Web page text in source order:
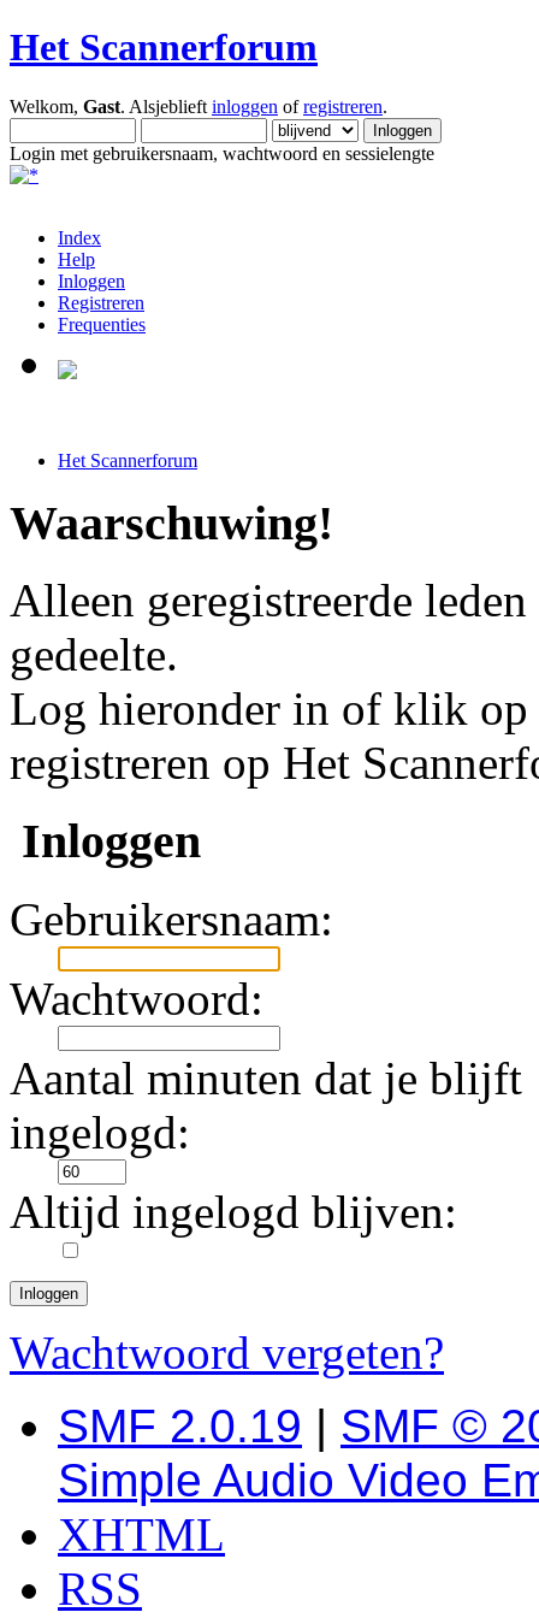
Het Scannerforum
Welkom, Gast. Alsjeblieft inloggen ofregistreren.
Login met gebruikersnaam, wachtwoord en sessielengte
Index
Help
Inloggen
Registreren
Frequenties
Het Scannerforum
Waarschuwing!
Alleen geregistreerde
gedeelte.
Log hieronder in of klik op
registreren op Het
Inloggen
Gebruikersnaam:
Wachtwoord:
Aantal minuten dat je blijft
ingelogd:
Altijd ingelogd blijven:
Wachtwoord vergeten?
SMF 2.0.19 | SMF ©
Simple Audio Video
XHTML
RSS